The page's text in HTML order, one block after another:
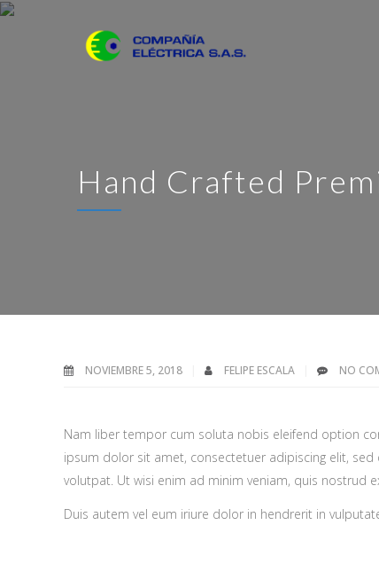
Hand Crafted
NOVIEMBRE 5, 2018 FELIPE ESCALA NO
Nam liber tempor cum soluta nobis eleifend option
ipsum dolor sit amet, consectetuer adipiscing elit,
volutpat. Ut wisi enim ad minim veniam, quis
Duis autem vel eum iriure dolor in hendrerit in